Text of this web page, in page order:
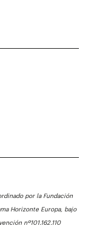
por la Fundación
Horizonte Europa, bajo
nº101.162.110